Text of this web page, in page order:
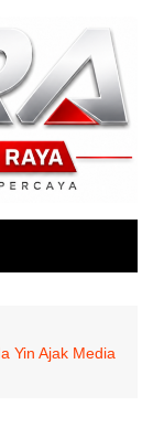
Yin Ajak Media